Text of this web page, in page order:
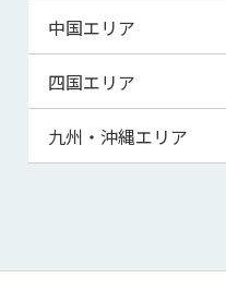
山形県
千葉県
茨城県
群馬県
福井県
山梨県
長野県
静岡県
三重県
滋賀県
京都府
大阪府
兵庫県
和歌山県
中国エリア
鳥取県
島根県
山口県
四国エリア
徳島県
高知県
九州・沖縄エリア